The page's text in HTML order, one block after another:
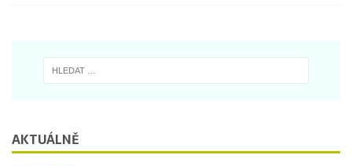
AKTUÁLNĚ